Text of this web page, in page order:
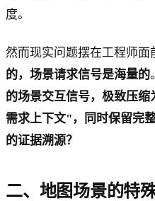
度。
然而现实问题摆在工程师面
的，场景请求信号是海量的。
的场景交互信号，极致压
需求上下文"，同时保留完
的证据溯源？
二、地图场景的特